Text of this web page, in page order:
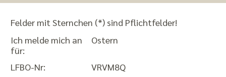
Felder mit Sternchen (*) sind Pflichtfelder!
Ich melde mich an
für:
Ostern
LFBO-Nr:
VRVM8Q